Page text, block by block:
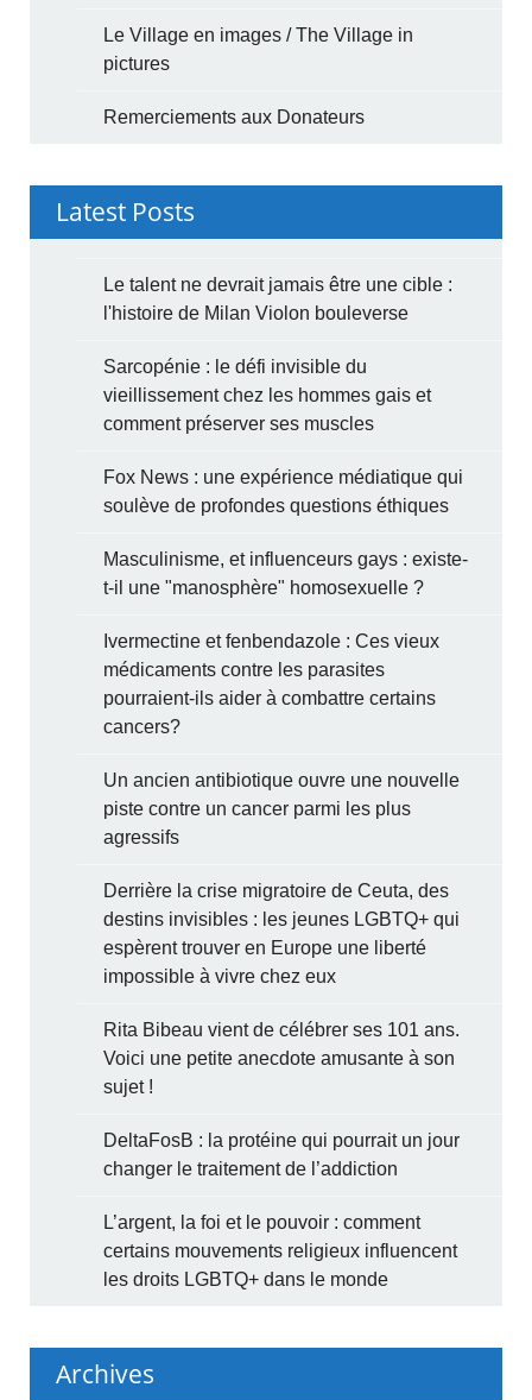
Le Village en images / The Village in
pictures
Remerciements aux Donateurs
Latest Posts
Le talent ne devrait jamais être une cible :
l'histoire de Milan Violon bouleverse
Sarcopénie : le défi invisible du
vieillissement chez les hommes gais et
comment préserver ses muscles
Fox News : une expérience médiatique qui
soulève de profondes questions éthiques
Masculinisme, et influenceurs gays : existe-
t-il une "manosphère" homosexuelle ?
Ivermectine et fenbendazole : Ces vieux
médicaments contre les parasites
pourraient-ils aider à combattre certains
cancers?
Un ancien antibiotique ouvre une nouvelle
piste contre un cancer parmi les plus
agressifs
Derrière la crise migratoire de Ceuta, des
destins invisibles : les jeunes LGBTQ+ qui
espèrent trouver en Europe une liberté
impossible à vivre chez eux
Rita Bibeau vient de célébrer ses 101 ans.
Voici une petite anecdote amusante à son
sujet !
DeltaFosB : la protéine qui pourrait un jour
changer le traitement de l’addiction
L’argent, la foi et le pouvoir : comment
certains mouvements religieux influencent
les droits LGBTQ+ dans le monde
Archives